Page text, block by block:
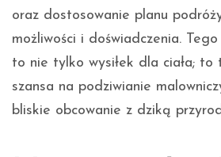
oraz dostosowanie planu
możliwości i doświadczenia.
to nie tylko wysiłek dla ciała; to
szansa na podziwianie
bliskie obcowanie z dziką